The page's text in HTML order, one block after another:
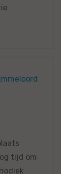
tijd om